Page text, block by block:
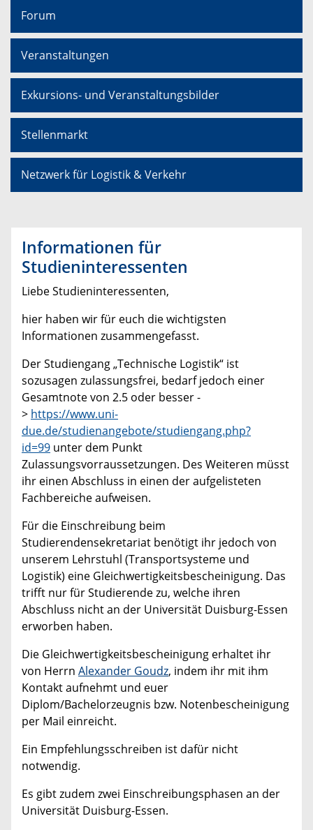
Forum
Veranstaltungen
Exkursions- und Veranstaltungsbilder
Stellenmarkt
Netzwerk für Logistik & Verkehr
Informationen für
Studieninteressenten
Liebe Studieninteressenten,
hier haben wir für euch die wichtigsten
Informationen zusammengefasst.
Der Studiengang „Technische Logistik“ ist
sozusagen zulassungsfrei, bedarf jedoch einer
Gesamtnote von 2.5 oder besser -
> https://www.uni-
due.de/studienangebote/studiengang.php?
id=99 unter dem Punkt
Zulassungsvorraussetzungen. Des Weiteren müsst
ihr einen Abschluss in einen der aufgelisteten
Fachbereiche aufweisen.
Für die Einschreibung beim
Studierendensekretariat benötigt ihr jedoch von
unserem Lehrstuhl (Transportsysteme und
Logistik) eine Gleichwertigkeitsbescheinigung. Das
trifft nur für Studierende zu, welche ihren
Abschluss nicht an der Universität Duisburg-Essen
erworben haben.
Die Gleichwertigkeitsbescheinigung erhaltet ihr
von Herrn Alexander Goudz, indem ihr mit ihm
Kontakt aufnehmt und euer
Diplom/Bachelorzeugnis bzw. Notenbescheinigung
per Mail einreicht.
Ein Empfehlungsschreiben ist dafür nicht
notwendig.
Es gibt zudem zwei Einschreibungsphasen an der
Universität Duisburg-Essen.